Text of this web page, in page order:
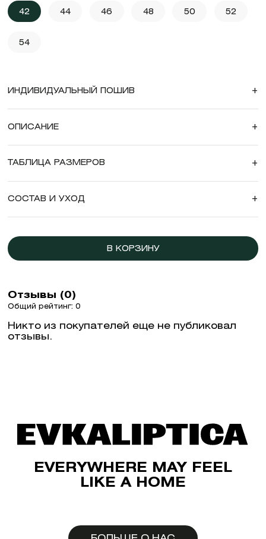
42 44 46 48 50 52
54
ИНДИВИДУАЛЬНЫЙ ПОШИВ +
ОПИСАНИЕ +
ТАБЛИЦА РАЗМЕРОВ +
СОСТАВ И УХОД +
В КОРЗИНУ
Отзывы (0)
Общий рейтинг: 0
Никто из покупателей еще не публиковал
отзывы.
EVERYWHERE MAY FEEL
LIKE A HOME